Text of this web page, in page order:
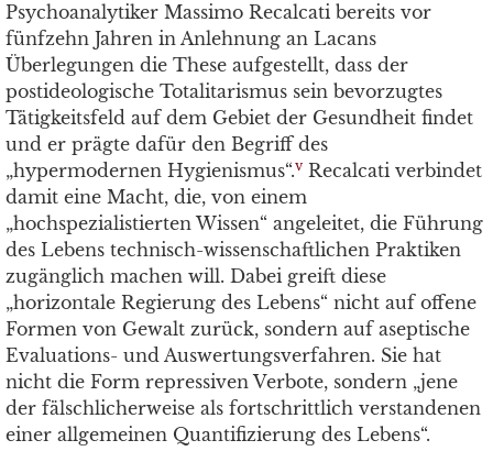
Psychoanalytiker Massimo Recalcati bereits vor
fünfzehn Jahren in Anlehnung an Lacans
Überlegungen die These aufgestellt, dass der
postideologische Totalitarismus sein bevorzugtes
Tätigkeitsfeld auf dem Gebiet der Gesundheit findet
und er prägte dafür den Begriff des
„hypermodernen Hygienismus“.v Recalcati verbindet
damit eine Macht, die, von einem
„hochspezialistierten Wissen“ angeleitet, die Führung
des Lebens technisch-wissenschaftlichen Praktiken
zugänglich machen will. Dabei greift diese
„horizontale Regierung des Lebens“ nicht auf offene
Formen von Gewalt zurück, sondern auf aseptische
Evaluations- und Auswertungsverfahren. Sie hat
nicht die Form repressiven Verbote, sondern „jene
der fälschlicherweise als fortschrittlich verstandenen
einer allgemeinen Quantifizierung des Lebens“.